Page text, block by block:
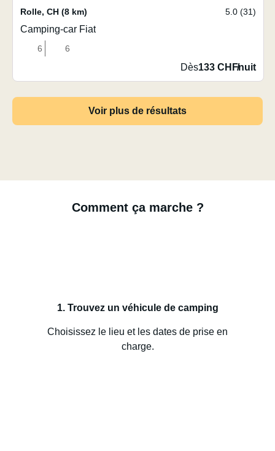
Rolle, CH (8 km) 5.0 (31)
Camping-car Fiat
6 6
Dès133 CHF/nuit
Voir plus de résultats
Comment ça marche ?
1. Trouvez un véhicule de camping
Choisissez le lieu et les dates de prise en
charge.